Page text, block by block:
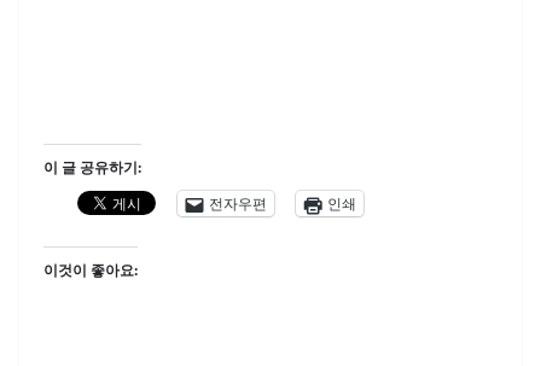
이 글 공유하기:
전자우편
인쇄
이것이 좋아요: